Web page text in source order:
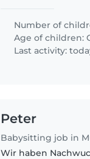
📍 Ort: Bockhorn..
Number of
Age of children:
Last activity:
Peter
Babysitting job in
Wir haben